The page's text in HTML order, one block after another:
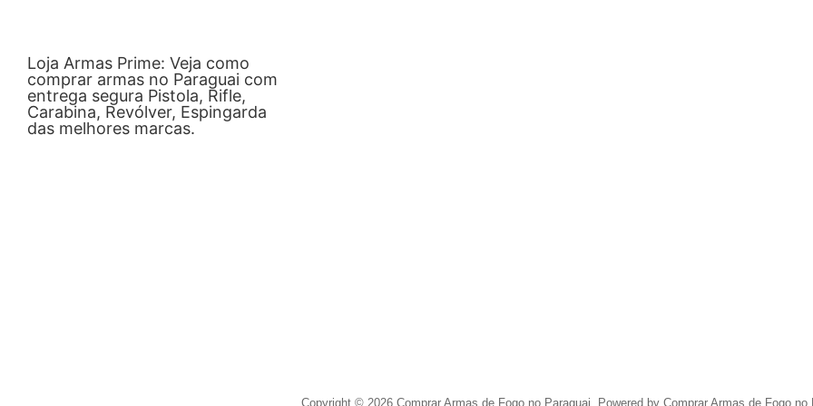
Loja Armas Prime: Veja como
comprar armas no Paraguai com
entrega segura Pistola, Rifle,
Carabina, Revólver, Espingarda
das melhores marcas.
Copyright © 2026 Comprar Armas de Fogo no Paraguai. Powered by Comprar Armas de Fogo no